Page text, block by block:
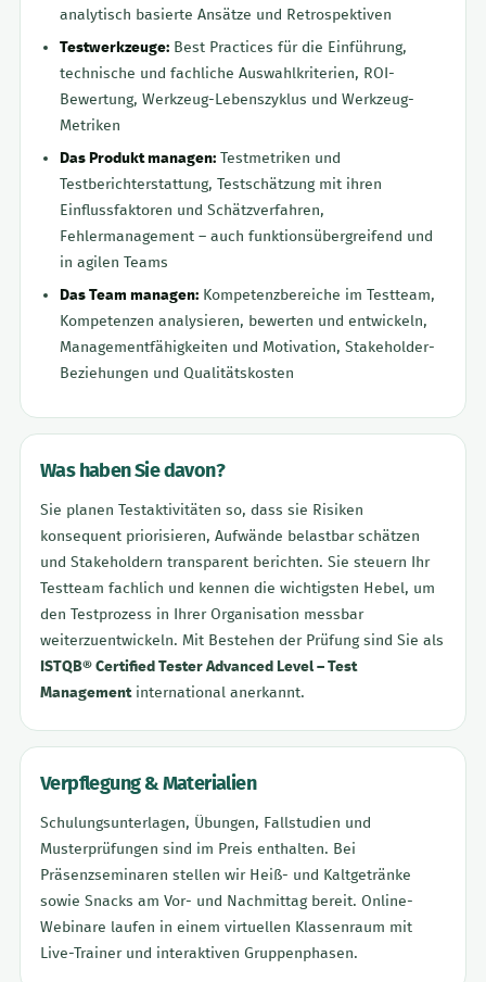
analytisch basierte Ansätze und Retrospektiven
Testwerkzeuge: Best Practices für die Einführung,
technische und fachliche Auswahlkriterien, ROI-
Bewertung, Werkzeug-Lebenszyklus und Werkzeug-
Metriken
Das Produkt managen: Testmetriken und
Testberichterstattung, Testschätzung mit ihren
Einflussfaktoren und Schätzverfahren,
Fehlermanagement – auch funktionsübergreifend und
in agilen Teams
Das Team managen: Kompetenzbereiche im Testteam,
Kompetenzen analysieren, bewerten und entwickeln,
Managementfähigkeiten und Motivation, Stakeholder-
Beziehungen und Qualitätskosten
Was haben Sie davon?
Sie planen Testaktivitäten so, dass sie Risiken
konsequent priorisieren, Aufwände belastbar schätzen
und Stakeholdern transparent berichten. Sie steuern Ihr
Testteam fachlich und kennen die wichtigsten Hebel, um
den Testprozess in Ihrer Organisation messbar
weiterzuentwickeln. Mit Bestehen der Prüfung sind Sie als
ISTQB® Certified Tester Advanced Level – Test
Managementinternational anerkannt.
Verpflegung & Materialien
Schulungsunterlagen, Übungen, Fallstudien und
Musterprüfungen sind im Preis enthalten. Bei
Präsenzseminaren stellen wir Heiß- und Kaltgetränke
sowie Snacks am Vor- und Nachmittag bereit. Online-
Webinare laufen in einem virtuellen Klassenraum mit
Live-Trainer und interaktiven Gruppenphasen.